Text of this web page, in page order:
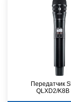
Передатчик
QLXD2/K8B